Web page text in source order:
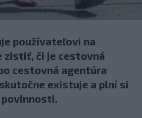
používateľovi na
zistiť, či je cestovná
cestovná agentúra
existuje a plní si
povinnosti.